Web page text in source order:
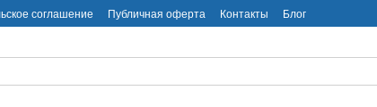
соглашение Публичная оферта Контакты Блог